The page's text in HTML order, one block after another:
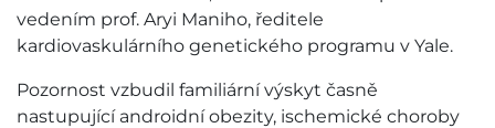
vedením prof. Aryi Maniho, ředitele
kardiovaskulárního genetického programu v Yale.
Pozornost vzbudil familiární výskyt časně
nastupující androidní obezity, ischemické choroby